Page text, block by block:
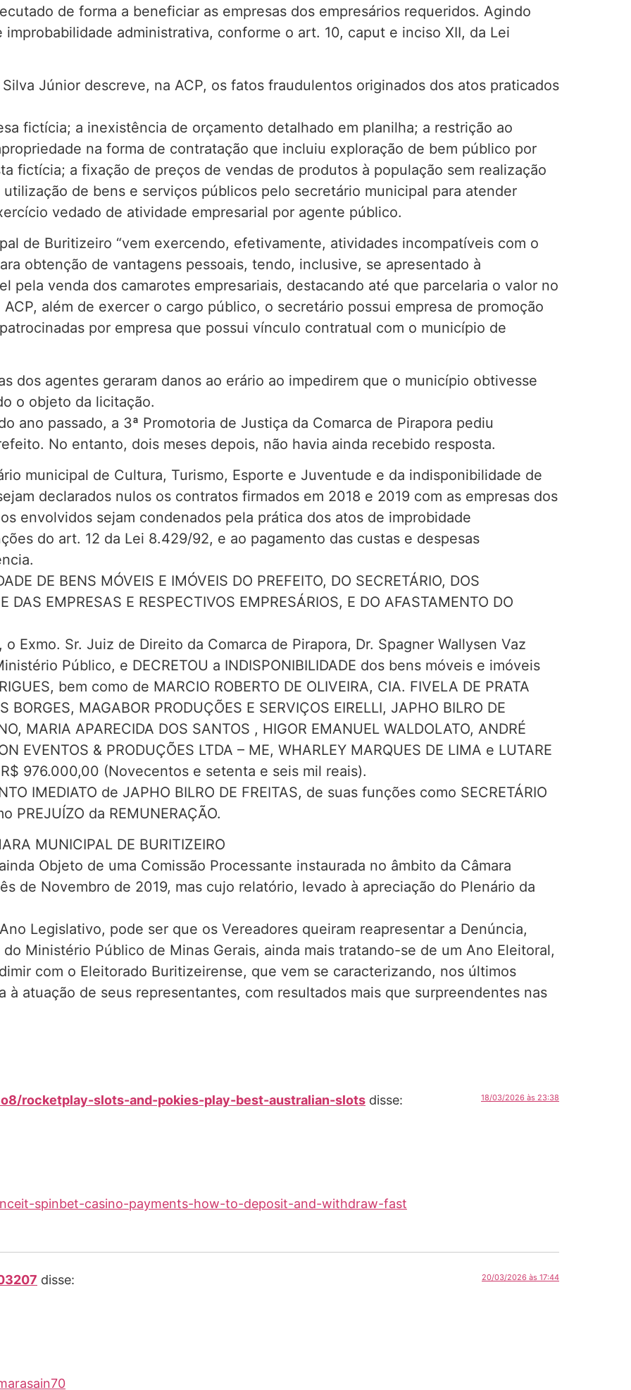
de forma a beneficiar as empresas dos empresários requeridos. Agindo
administrativa, conforme o art. 10, caput e inciso XII, da Lei
Júnior descreve, na ACP, os fatos fraudulentos originados dos atos praticados
fictícia; a inexistência de orçamento detalhado em planilha; a restrição ao
na forma de contratação que incluiu exploração de bem público por
fictícia; a fixação de preços de vendas de produtos à população sem realização
de bens e serviços públicos pelo secretário municipal para atender
vedado de atividade empresarial por agente público.
de Buritizeiro “vem exercendo, efetivamente, atividades incompatíveis com o
obtenção de vantagens pessoais, tendo, inclusive, se apresentado à
pela venda dos camarotes empresariais, destacando até que parcelaria o valor no
além de exercer o cargo público, o secretário possui empresa de promoção
por empresa que possui vínculo contratual com o município de
dos agentes geraram danos ao erário ao impedirem que o município obtivesse
o objeto da licitação.
ano passado, a 3ª Promotoria de Justiça da Comarca de Pirapora pediu
No entanto, dois meses depois, não havia ainda recebido resposta.
municipal de Cultura, Turismo, Esporte e Juventude e da indisponibilidade de
declarados nulos os contratos firmados em 2018 e 2019 com as empresas dos
envolvidos sejam condenados pela prática dos atos de improbidade
do art. 12 da Lei 8.429/92, e ao pagamento das custas e despesas
DE BENS MÓVEIS E IMÓVEIS DO PREFEITO, DO SECRETÁRIO, DOS
DAS EMPRESAS E RESPECTIVOS EMPRESÁRIOS, E DO AFASTAMENTO DO
Exmo. Sr. Juiz de Direito da Comarca de Pirapora, Dr. Spagner Wallysen Vaz
Público, e DECRETOU a INDISPONIBILIDADE dos bens móveis e imóveis
bem como de MARCIO ROBERTO DE OLIVEIRA, CIA. FIVELA DE PRATA
BORGES, MAGABOR PRODUÇÕES E SERVIÇOS EIRELLI, JAPHO BILRO DE
MARIA APARECIDA DOS SANTOS , HIGOR EMANUEL WALDOLATO, ANDRÉ
EVENTOS & PRODUÇÕES LTDA – ME, WHARLEY MARQUES DE LIMA e LUTARE
976.000,00 (Novecentos e setenta e seis mil reais).
IMEDIATO de JAPHO BILRO DE FREITAS, de suas funções como SECRETÁRIO
PREJUÍZO da REMUNERAÇÃO.
MUNICIPAL DE BURITIZEIRO
Objeto de uma Comissão Processante instaurada no âmbito da Câmara
de Novembro de 2019, mas cujo relatório, levado à apreciação do Plenário da
Legislativo, pode ser que os Vereadores queiram reapresentar a Denúncia,
Ministério Público de Minas Gerais, ainda mais tratando-se de um Ano Eleitoral,
com o Eleitorado Buritizeirense, que vem se caracterizando, nos últimos
à atuação de seus representantes, com resultados mais que surpreendentes nas
rocketplay-slots-and-pokies-play-best-australian-slots disse: 18/03/2026 às 23:38
spinbet-casino-payments-how-to-deposit-and-withdraw-fast
disse: 20/03/2026 às 17:44